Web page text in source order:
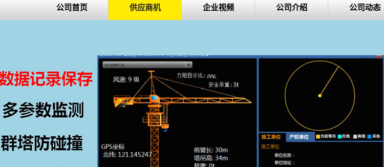
公司首页 供应商机 企业视频 公司介绍 公司动态